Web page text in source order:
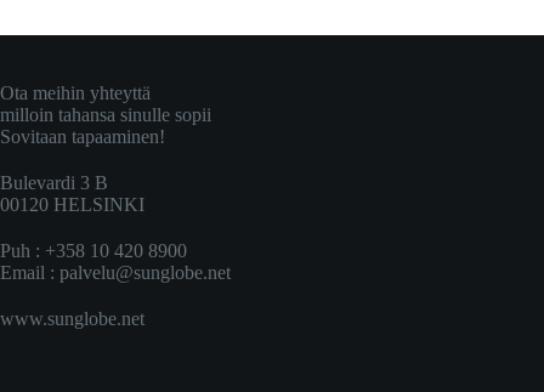
Ota meihin yhteyttä
milloin tahansa sinulle sopii
Sovitaan tapaaminen!
Bulevardi 3 B
00120 HELSINKI
Puh : +358 10 420 8900
Email : palvelu@sunglobe.net
www.sunglobe.net